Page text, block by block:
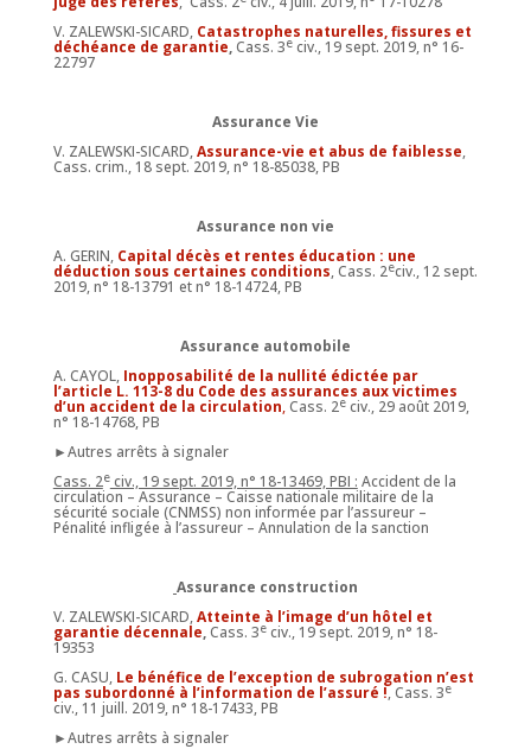
V. ZALEWSKI-SICARD, Catastrophes naturelles, fissures et
déchéance de garantie,Cass. 3eciv., 19 sept. 2019, n° 16-
22797
Assurance Vie
V. ZALEWSKI-SICARD,Assurance-vie et abus de faiblesse,
Cass. crim., 18 sept. 2019, n° 18-85038, PB
Assurance non vie
A. GERIN, Capital décès et rentes éducation : une
déduction sous certaines conditions, Cass. 2eciv., 12 sept.
2019, n° 18-13791 et n° 18-14724, PB
Assurance automobile
A. CAYOL, Inopposabilité de la nullité édictée par
l’article L. 113-8 du Code des assurances aux victimes
d’un accident de la circulation,Cass. 2eciv., 29 août 2019,
n° 18-14768, PB
►Autres arrêts à signaler
Cass. 2eciv., 19 sept. 2019, n° 18-13469, PBI : Accident de la
circulation – Assurance – Caisse nationale militaire de la
sécurité sociale (CNMSS) non informée par l’assureur –
Pénalité infligée à l’assureur – Annulation de la sanction
Assurance construction
V. ZALEWSKI-SICARD,Atteinte à l’image d’un hôtel et
garantie décennale,Cass. 3eciv., 19 sept. 2019, n° 18-
19353
G. CASU, Le bénéfice de l’exception de subrogation n’est
pas subordonné à l’information de l’assuré !, Cass. 3e
civ., 11 juill. 2019, n° 18-17433, PB
►Autres arrêts à signaler